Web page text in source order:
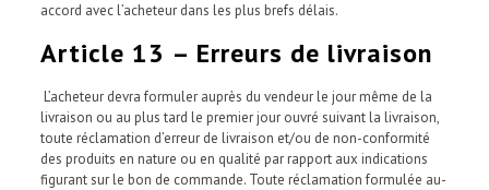
accord avec l’acheteur dans les plus brefs délais.
Article 13 – Erreurs de livraison
L’acheteur devra formuler auprès du vendeur le jour même de la
livraison ou au plus tard le premier jour ouvré suivant la livraison,
toute réclamation d’erreur de livraison et/ou de non-conformité
des produits en nature ou en qualité par rapport aux indications
figurant sur le bon de commande. Toute réclamation formulée au-